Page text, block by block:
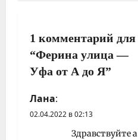
п
и
с
1 комментарий для
“Ферина улица —
Уфа от А до Я”
Лана:
02.04.2022 в 02:13
Здравствуйте а